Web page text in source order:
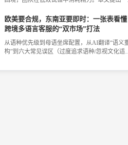
视频链接，通过精准抓取、脚本拆解、要素提炼
模板生成、钩子优化、一键发布六步流程，将碎
欧美要合规，东南亚要即时：一张表看懂
跨境多语言客服的“双市场”打法
从语种优先级到母语坐席配置，从AI翻译“语义
构”到六大常见误区（过度追求语种/忽视文化适
东南亚的多语言客服系统，让每一分投入都花